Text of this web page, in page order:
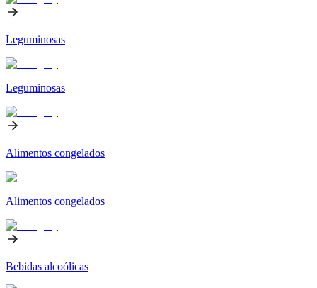
Leguminosas
Leguminosas
Alimentos congelados
Alimentos congelados
Bebidas alcoólicas